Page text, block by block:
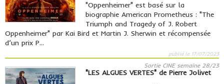
"Oppenheimer" est basé sur la
biographie American Prometheus : "The
Triumph and Tragedy of J. Robert
Oppenheimer" par Kai Bird et Martin J. Sherwin et récompensée
d’un prix P...
publié le 17/07/2023
Sortie CINE semaine 28/23
"LES ALGUES VERTES" de Pierre Jolivet